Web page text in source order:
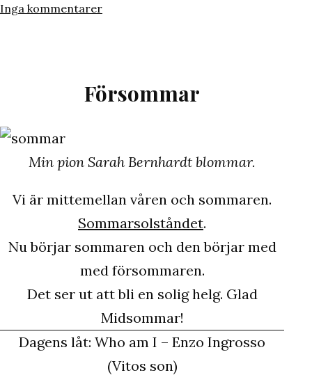
den som
Inga kommentarertill
livet
Försommar
Min pion Sarah Bernhardt blommar.
Vi är mittemellan våren och sommaren.
Sommarsolståndet.
Nu börjar sommaren och den börjar med
med försommaren.
Det ser ut att bli en solig helg. Glad
Midsommar!
Dagens låt: Who am I – Enzo Ingrosso
(Vitos son)